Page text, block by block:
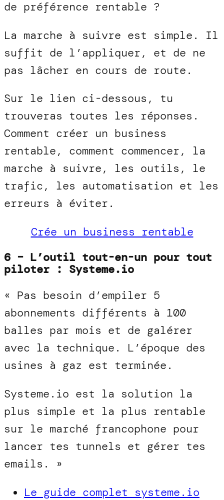
de préférence rentable ?
La marche à suivre est simple. Il
suffit de l’appliquer, et de ne
pas lâcher en cours de route.
Sur le lien ci-dessous, tu
trouveras toutes les réponses.
Comment créer un business
rentable, comment commencer, la
marche à suivre, les outils, le
trafic, les automatisation et les
erreurs à éviter.
Crée un business rentable
6 – L’outil tout-en-un pour tout
piloter : Systeme.io
« Pas besoin d’empiler 5
abonnements différents à 100
balles par mois et de galérer
avec la technique. L’époque des
usines à gaz est terminée.
Systeme.io est la solution la
plus simple et la plus rentable
sur le marché francophone pour
lancer tes tunnels et gérer tes
emails. »
Le guide complet systeme.io